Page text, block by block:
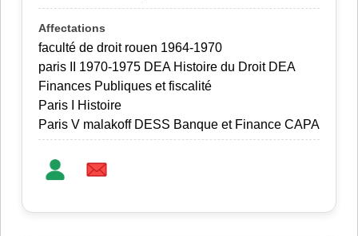
faculté de droit rouen 1964-1970
paris II 1970-1975 DEA Histoire du Droit DEA
Finances Publiques et fiscalité
Paris I Histoire
Paris V malakoff DESS Banque et Finance CAPA